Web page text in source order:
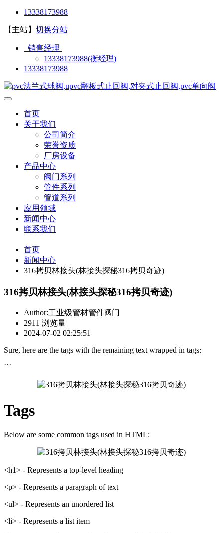
13338173988
【主站】 切换分站
销售经理
13338173988(衡经理)
13338173988
首页
关于我们
公司简介
荣誉资质
厂房设备
产品中心
阀门系列
管件系列
管道系列
应用领域
新闻中心
联系我们
首页
新闻中心
316拷贝林接头(林接头探秘316拷贝奇迹)
316拷贝林接头(林接头探秘316拷贝奇迹)
Author:工业级管材管件阀门
2911 浏览量
2024-07-02 02:25:51
Sure, here are the tags with the remaining text wrapped in tags:
```
Tags
Below are some common tags used in HTML:
<h1> - Represents a top-level heading
<p> - Represents a paragraph of text
<ul> - Represents an unordered list
<li> - Represents a list item